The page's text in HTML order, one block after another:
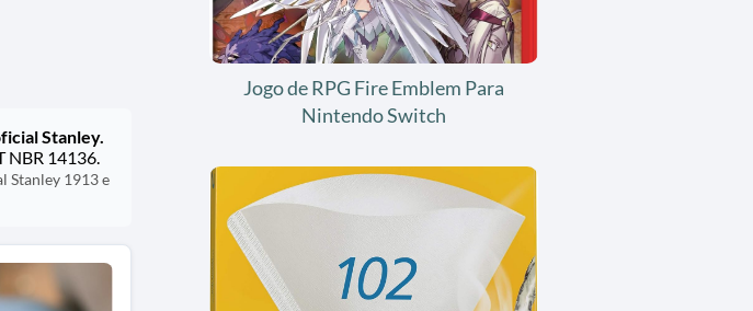
Stanley.
NBR 14136.
Stanley 1913 e
Jogo de RPG Fire Emblem Para
Nintendo Switch